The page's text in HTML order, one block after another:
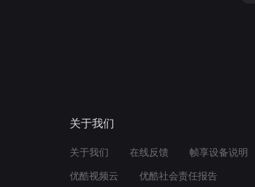
关于我们
关于我们 在线反馈 帧享设备说明
优酷视频云 优酷社会责任报告